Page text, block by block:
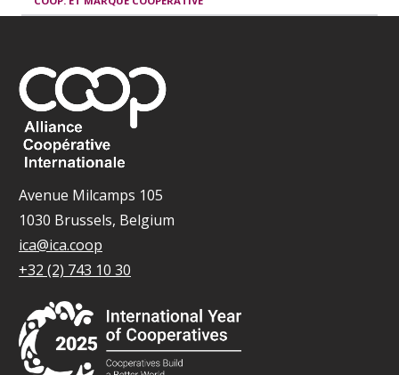
Avenue Milcamps 105
1030 Brussels, Belgium
ica@ica.coop
+32 (2) 743 10 30